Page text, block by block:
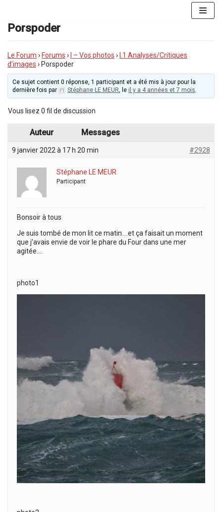
au
contenu
Porspoder
Le Forum › Forums › I – Vos photos ›
I.1 Analyses/Critiques
d’images › Porspoder
Ce sujet contient 0 réponse, 1 participant et a été mis à jour pour la
dernière fois par
Stéphane LE MEUR, le il y a 4 années et 7 mois.
Vous lisez 0 fil de discussion
Auteur Messages
9 janvier 2022 à 17 h 20 min #2928
Stéphane LE MEUR
Participant
Bonsoir à tous
Je suis tombé de mon lit ce matin….et ça faisait un moment
que j’avais envie de voir le phare du Four dans une mer
agitée….
photo1